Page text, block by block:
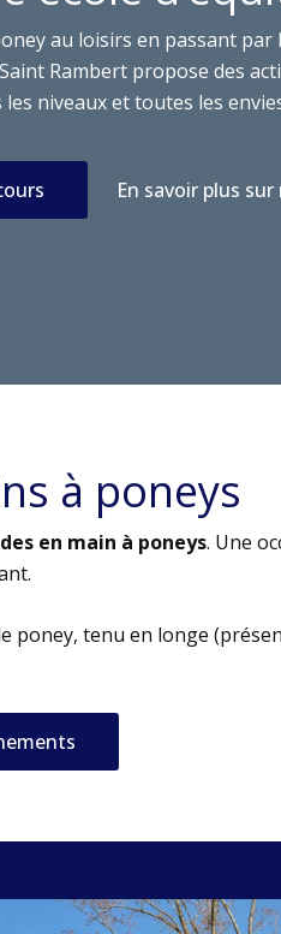
au loisirs en passant
Rambert propose des
niveaux et toutes les
En savoir plus
à poneys
en main à poneys. Une
poney, tenu en longe